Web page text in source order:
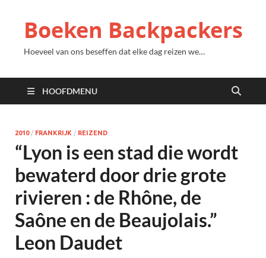
Boeken Backpackers
Hoeveel van ons beseffen dat elke dag reizen we…
HOOFDMENU
2010/ FRANKRIJK / REIZEND
“Lyon is een stad die wordt
bewaterd door drie grote
rivieren : de Rhône, de
Saône en de Beaujolais.”
Leon Daudet